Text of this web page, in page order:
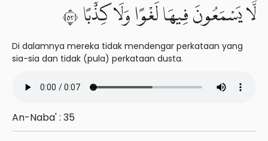
لَّا يَسْمَعُونَ فِيهَا لَغْوًا وَلَا كِذَّٰبًا ٣٥
Di dalamnya mereka tidak mendengar perkataan yang
sia-sia dan tidak (pula) perkataan dusta.
An-Naba' : 35